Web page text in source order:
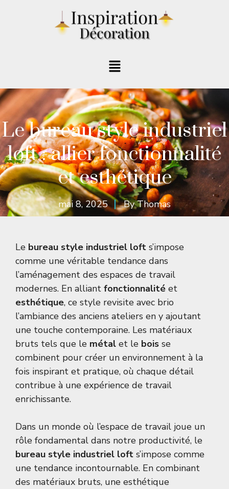
Le bureau style industriel
loft : allier fonctionnalité
et esthétique
mai 8, 2025 ByThomas
Le bureau style industriel loft s’impose
comme une véritable tendance dans
l’aménagement des espaces de travail
modernes. En alliant fonctionnalité et
esthétique, ce style revisite avec brio
l’ambiance des anciens ateliers en y ajoutant
une touche contemporaine. Les matériaux
bruts tels que le métal et le bois se
combinent pour créer un environnement à la
fois inspirant et pratique, où chaque détail
contribue à une expérience de travail
enrichissante.
Dans un monde où l’espace de travail joue un
rôle fondamental dans notre productivité, le
bureau style industriel loft s’impose comme
une tendance incontournable. En combinant
des matériaux bruts, une esthétique